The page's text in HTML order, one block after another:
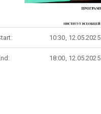
10:30, 12.05.2025
18:00, 12.05.2025